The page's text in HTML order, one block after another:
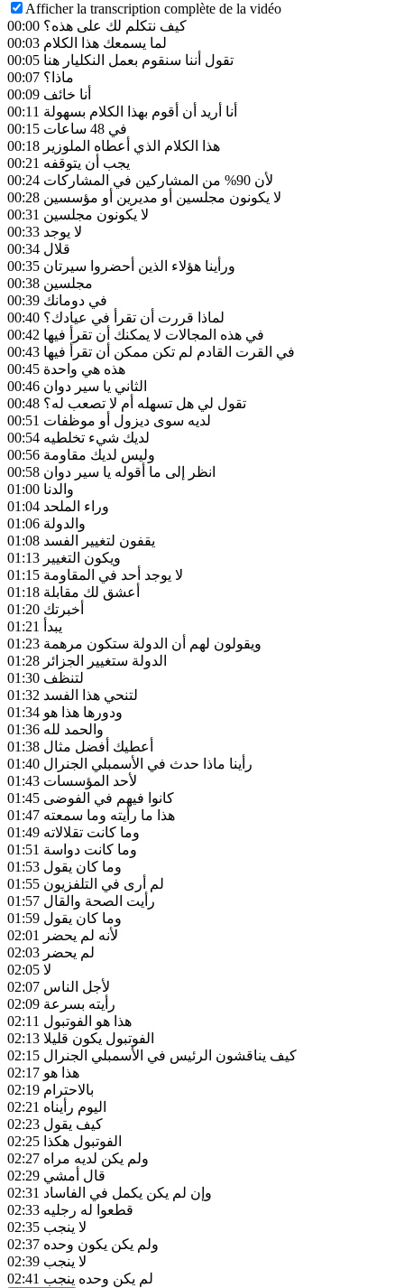
Afficher la transcription complète de la vidéo
00:00 كيف نتكلم لك على هذه؟
00:03 لما يسمعك هذا الكلام
00:05 تقول أننا سنقوم بعمل النكليار هنا
00:07 ماذا؟
00:09 أنا خائف
00:11 أنا أريد أن أقوم بهذا الكلام بسهولة
00:15
في 48 ساعات
00:18 هذا الكلام الذي أعطاه الملوزير
00:21 يجب أن يتوقفه
00:24
لأن 90% من المشاركين في المشاركات
00:28 لا يكونون مجلسين أو مديرين أو مؤسسين
00:31 لا يكونون مجلسين
00:33 لا يوجد
00:34 قلال
00:35 ورأينا هؤلاء الذين أحضروا سيرتان
00:38 مجلسين
00:39 في دومانك
00:40 لماذا قررت أن تقرأ في عيادك؟
00:42 في هذه المجالات لا يمكنك أن تقرأ فيها
00:43 في القرت القادم لم تكن ممكن أن تقرأ فيها
00:45 هذه هي واحدة
00:46 الثاني يا سير دوان
00:48 تقول لي هل تسهله أم لا تصعب له؟
00:51 لديه سوى ديزول أو موظفات
00:54 لديك شيء تخلطيه
00:56 وليس لديك مقاومة
00:58 انظر إلى ما أقوله يا سير دوان
01:00 والدنا
01:04 وراء الملحد
01:06 والدولة
01:08 يقفون لتغيير الفسد
01:13 ويكون التغيير
01:15 لا يوجد أحد في المقاومة
01:18 أعشق لك مقابلة
01:20 أخبرتك
01:21 يبدأ
01:23 ويقولون لهم أن الدولة ستكون مرهمة
01:28 الدولة ستغيير الجزائر
01:30 لتنظف
01:32 لتنحي هذا الفسد
01:34 ودورها هذا هو
01:36 والحمد لله
01:38 أعطيك أفضل مثال
01:40 رأينا ماذا حدث في الأسمبلي الجنرال
01:43 لأحد المؤسسات
01:45 كانوا فيهم في الفوضى
01:47 هذا ما رأيته وما سمعته
01:49 وما كانت تقلالاته
01:51 وما كانت دواسة
01:53 وما كان يقول
01:55 لم أرى في التلفزيون
01:57 رأيت الصحة والقال
01:59 وما كان يقول
02:01 لأنه لم يحضر
02:03 لم يحضر
02:05 لا
02:07 لأجل الناس
02:09 رأيته بسرعة
02:11 هذا هو الفوتبول
02:13 الفوتبول يكون قليلا
02:15 كيف يناقشون الرئيس في الأسمبلي الجنرال
02:17 هذا هو
02:19 بالاحترام
02:21 اليوم رأيناه
02:23 كيف يقول
02:25 الفوتبول هكذا
02:27 ولم يكن لديه مراه
02:29 قال أمشي
02:31 وإن لم يكن يكمل في الفاساد
02:33 قطعوا له رجليه
02:35 لا ينجب
02:37 ولم يكن يكون وحده
02:39 لا ينجب
02:41 لم يكن وحده ينجب